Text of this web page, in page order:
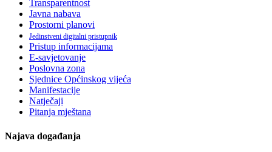
Transparentnost
Javna nabava
Prostorni planovi
Jedinstveni digitalni pristupnik
Pristup informacijama
E-savjetovanje
Poslovna zona
Sjednice Općinskog vijeća
Manifestacije
Natječaji
Pitanja mještana
Najava događanja